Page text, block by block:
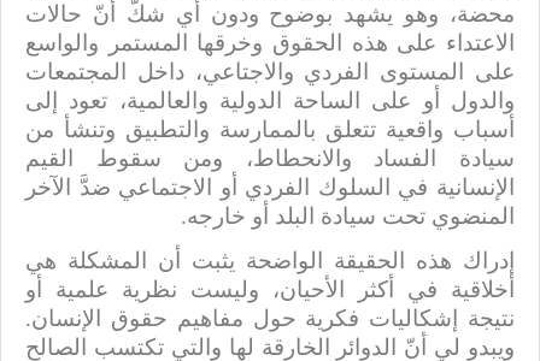
محضة، وهو يشهد بوضوح ودون أي شكّ أنّ حالات
الاعتداء على هذه الحقوق وخرقها المستمر والواسع
على المستوى الفردي والاجتاعي، داخل المجتمعات
والدول أو على الساحة الدولية والعالمية، تعود إلى
أسباب واقعية تتعلق بالممارسة والتطبيق وتنشأ من
سيادة الفساد والانحطاط، ومن سقوط القيم
الإنسانية في السلوك الفردي أو الاجتماعي ضدَّ الآخر
المنضوي تحت سيادة البلد أو خارجه.
إدراك هذه الحقيقة الواضحة يثبت أن المشكلة هي
أخلاقية في أكثر الأحيان، وليست نظرية علمية أو
نتيجة إشكاليات فكرية حول مفاهيم حقوق الإنسان.
ويبدو لي أنّ الدوائر الخارقة لها والتي تكتسب الصالح